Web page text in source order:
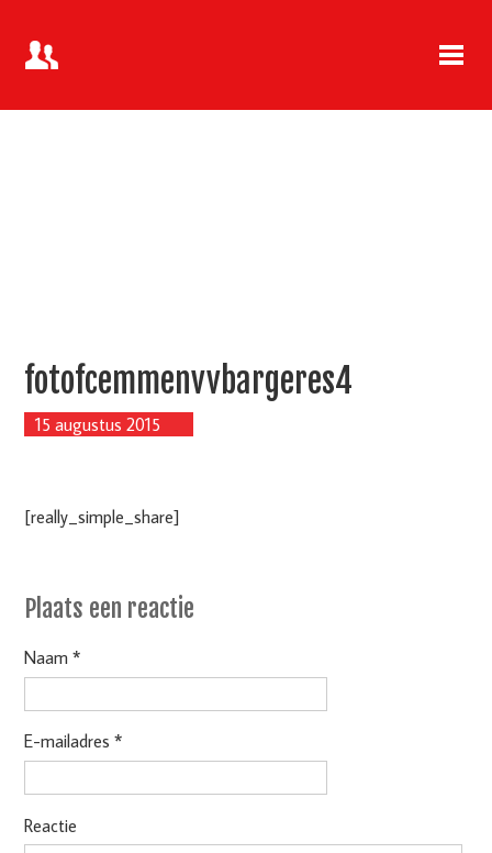
fotofcemmenvvbargeres4
15 augustus 2015
[really_simple_share]
Plaats een reactie
Naam *
E-mailadres *
Reactie